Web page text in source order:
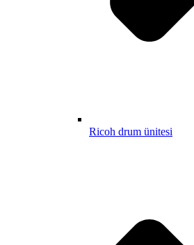
Ricoh drum ünitesi